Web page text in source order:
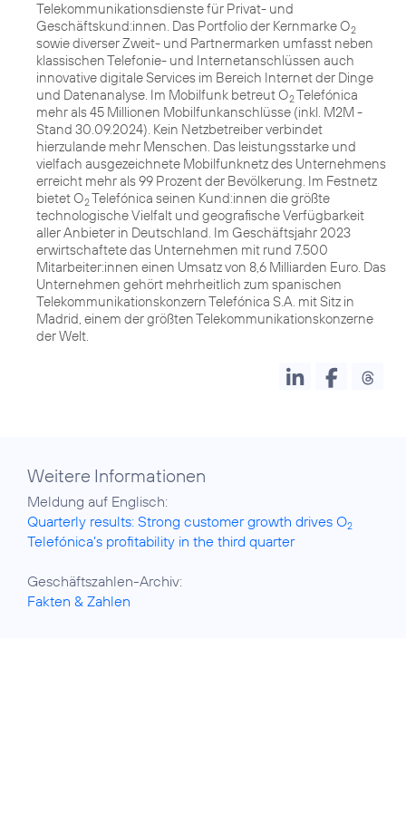
Telekommunikationsdienste für Privat- und
Geschäftskund:innen. Das Portfolio der Kernmarke O2
sowie diverser Zweit- und Partnermarken umfasst neben
klassischen Telefonie- und Internetanschlüssen auch
innovative digitale Services im Bereich Internet der Dinge
und Datenanalyse. Im Mobilfunk betreut O2Telefónica
mehr als 45 Millionen Mobilfunkanschlüsse (inkl. M2M -
Stand 30.09.2024). Kein Netzbetreiber verbindet
hierzulande mehr Menschen. Das leistungsstarke und
vielfach ausgezeichnete Mobilfunknetz des Unternehmens
erreicht mehr als 99 Prozent der Bevölkerung. Im Festnetz
bietet O2Telefónica seinen Kund:innen die größte
technologische Vielfalt und geografische Verfügbarkeit
aller Anbieter in Deutschland. Im Geschäftsjahr 2023
erwirtschaftete das Unternehmen mit rund 7.500
Mitarbeiter:innen einen Umsatz von 8,6 Milliarden Euro. Das
Unternehmen gehört mehrheitlich zum spanischen
Telekommunikationskonzern Telefónica S.A. mit Sitz in
Madrid, einem der größten Telekommunikationskonzerne
der Welt.
Weitere Informationen
Quarterly results: Strong customer growth drives O2
Telefónica’s profitability in the third quarter
Fakten & Zahlen